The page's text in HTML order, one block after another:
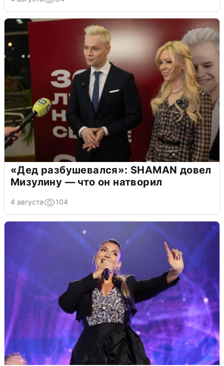
«Дед разбушевался»: SHAMAN довел
Мизулину — что он натворил
4 августа 104